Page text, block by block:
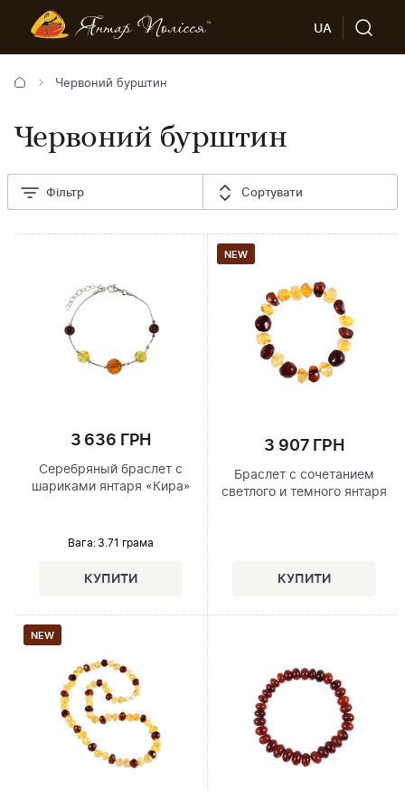
UA
Червоний бурштин
Червоний бурштин
Фільтр Сортувати
3 636 ГРН
Серебряный браслет с
шариками янтаря «Кира»
Вага: 3.71 грама
NEW
3 907 ГРН
Браслет с сочетанием
светлого и темного янтаря
NEW